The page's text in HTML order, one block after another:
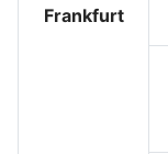
Frankfurt